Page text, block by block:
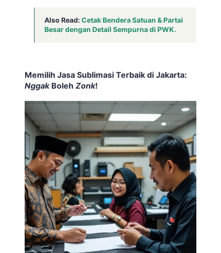
Also Read:Cetak Bendera Satuan & Partai
Besar dengan Detail Sempurna di PWK.
Memilih Jasa Sublimasi Terbaik di Jakarta:
NggakBoleh Zonk!